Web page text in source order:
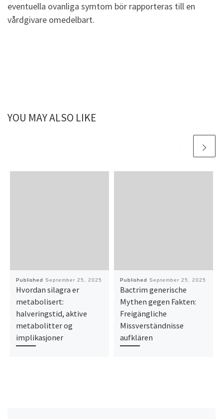
eventuella ovanliga symtom bör rapporteras till en
vårdgivare omedelbart.
YOU MAY ALSO LIKE
Published September 25, 2025
Hvordan silagra er
metabolisert:
halveringstid, aktive
metabolitter og
implikasjoner
Published September 25, 2025
Bactrim generische
Mythen gegen Fakten:
Freigängliche
Missverständnisse
aufklären